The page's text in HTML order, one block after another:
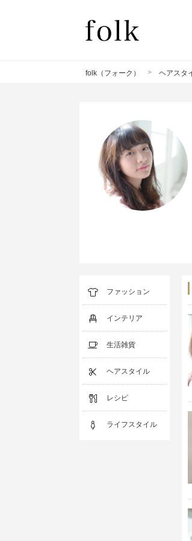
folk（フォーク） > ヘアスタ
ファッション
インテリア
生活雑貨
ヘアスタイル
レシピ
ライフスタイル